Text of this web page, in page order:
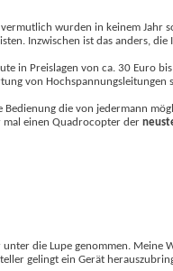
wurden in keinem
Inzwischen ist das anders,
in Preislagen von ca. 30 Euro
von
die von jedermann
mal einen Quadrocopter der
die Lupe genommen.
gelingt ein Gerät